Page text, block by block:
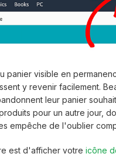
panier visible en
y revenir facilement.
leur panier
pour un autre jour,
empêche de l'oublier
est d'afficher votre icône